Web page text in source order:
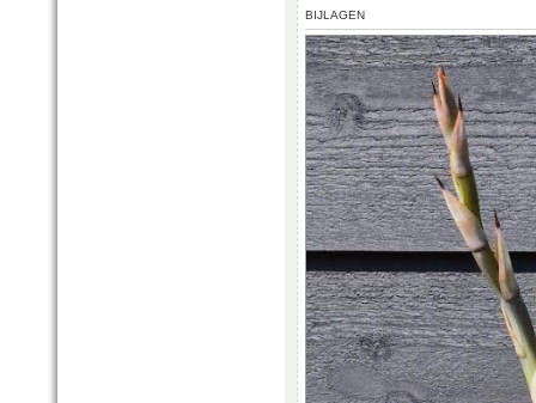
BIJLAGEN